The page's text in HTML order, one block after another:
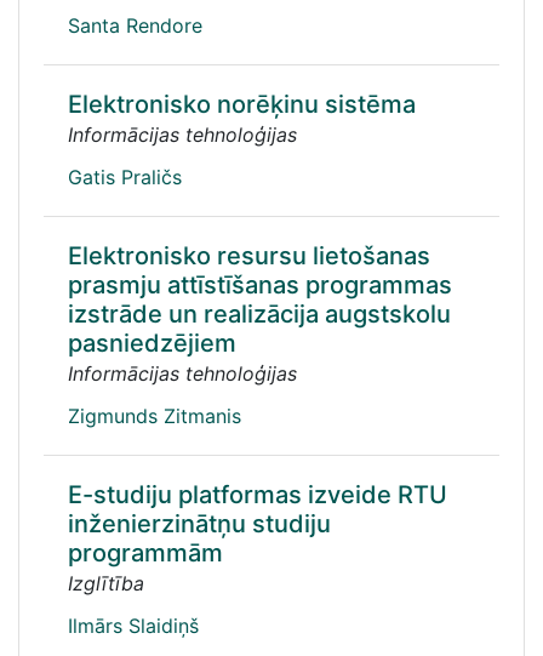
Santa Rendore
Elektronisko norēķinu sistēma
Informācijas tehnoloģijas
Gatis Praličs
Elektronisko resursu lietošanas
prasmju attīstīšanas programmas
izstrāde un realizācija augstskolu
pasniedzējiem
Informācijas tehnoloģijas
Zigmunds Zitmanis
E-studiju platformas izveide RTU
inženierzinātņu studiju
programmām
Izglītība
Ilmārs Slaidiņš